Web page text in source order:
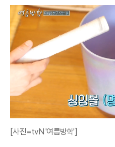
[사진=tvN '여름방학']